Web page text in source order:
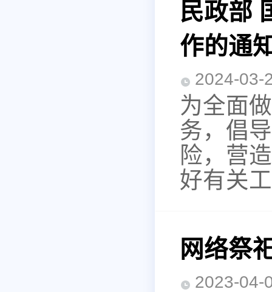
民政部
作的通
2024-
为全面
务，倡
险，营
好有关
网络祭
2023-